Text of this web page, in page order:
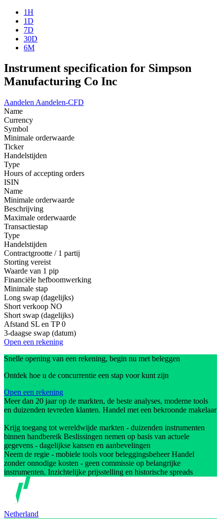
1H
1D
7D
30D
6M
Instrument specification for Simpson
Manufacturing Co Inc
Aandelen Aandelen-CFD
Name
Currency
Symbol
Minimale orderwaarde
Ticker
Handelstijden
Type
Hours of accepting orders
ISIN
Name
Minimale orderwaarde
Beschrijving
Maximale orderwaarde
Transactiestap
Type
Handelstijden
Contractgrootte / 1 partij
Storting vereist
Waarde van 1 pip
Financiële hefboomwerking
Minimale stap
Long swap (dagelijks)
Short verkoop NO
Short swap (dagelijks)
Afstand SL en TP 0
3-daagse swap (datum)
Open een rekening
Snelle opening van een rekening, begin nu met beleggen
Ontdek hoe u de concurrentie een stap voor kunt zijn
Open een rekening
Meer dan 20 jaar op de markten, de beste analyses, moderne tools
en duizenden tevreden klanten. Handel met een bekroonde makelaar
Krijg toegang tot wereldwijde markten - duizenden instrumenten
binnen handbereik Beslissingen nemen op basis van actuele
gegevens - dagelijkse kansen en aanbevelingen
Neem de regie - mobiele tools voor beleggingsbeheer Handel
zonder onnodige kosten - geen commissie op belangrijke
instrumenten. Inzichtelijke prijsstelling en historische spreads
Netherland